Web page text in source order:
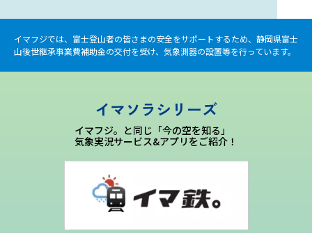
イマフジでは、富士登山者の皆さまの安全をサポートするため、静岡県富士
山後世継承事業費補助金の交付を受け、気象測器の設置等を行っています。
イマソラシリーズ
イマフジ。と同じ「今の空を知る」
気象実況サービス&アプリをご紹介！